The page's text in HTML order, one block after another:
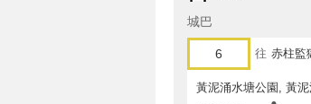
城巴
6 往 赤柱監
黃泥涌水塘公園, 黃